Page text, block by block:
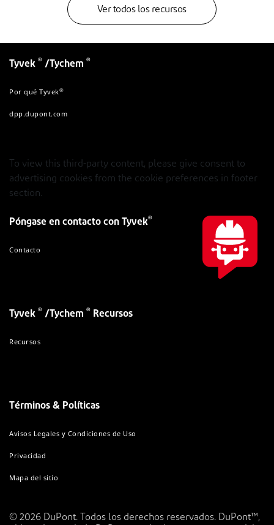
Ver todos los recursos
Tyvek ® /Tychem ®
Por qué Tyvek®
dpp.dupont.com
To view this third-party content, please give consent to
advertising cookies from the cookie preferences in footer
section.
Póngase en contacto con Tyvek®
Contacto
Tyvek ® /Tychem ® Recursos
Recursos
Términos & Políticas
Avisos Legales y Condiciones de Uso
Privacidad
Mapa del sitio
© 2026 DuPont. Todos los derechos reservados. DuPont™,